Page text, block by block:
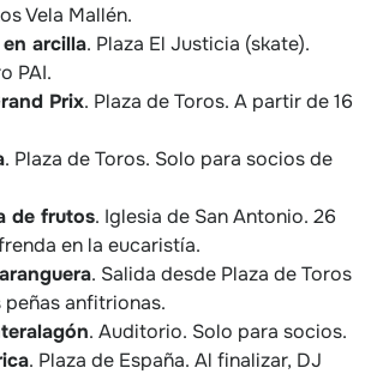
Vela Mallén.
arcilla. Plaza El Justicia (skate).
PAI.
Prix. Plaza de Toros. A partir de 16
. Plaza de Toros. Solo para socios de
de frutos. Iglesia de San Antonio. 26
en la eucaristía.
. Salida desde Plaza de Toros
anfitrionas.
. Auditorio. Solo para socios.
. Plaza de España. Al finalizar, DJ